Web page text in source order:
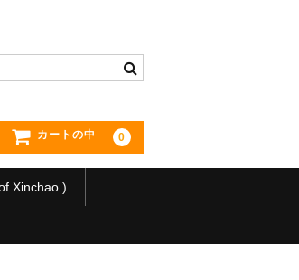
カートの中 0
Xinchao )